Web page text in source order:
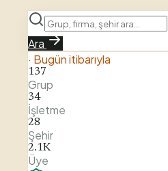
Ara
· Bugün itibarıyla
137
Grup
34
İşletme
28
Şehir
2.1K
Üye